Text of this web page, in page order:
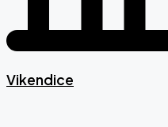
Vikendice